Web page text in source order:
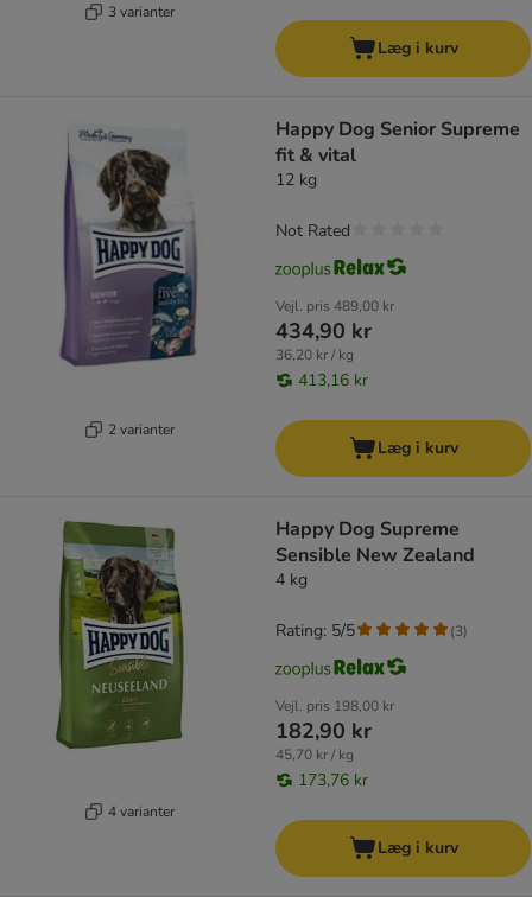
3 varianter
Læg i kurv
2 varianter
Happy Dog Senior Supreme
fit & vital
12 kg
Vejl. pris 489,00 kr
434,90 kr
36,20 kr / kg
413,16 kr
Not Rated
Læg i kurv
4 varianter
Happy Dog Supreme
Sensible New Zealand
4 kg
Vejl. pris 198,00 kr
182,90 kr
45,70 kr / kg
173,76 kr
Rating: 5/5 (3)
Læg i kurv